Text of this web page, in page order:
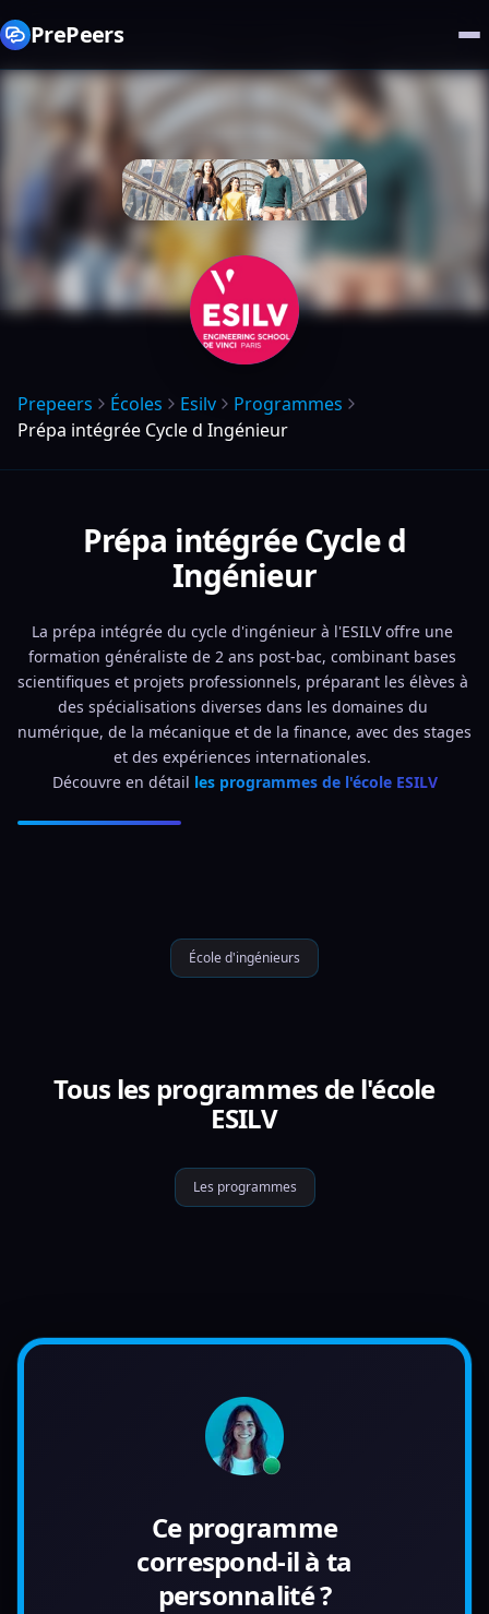
PrePeers
Prepeers Écoles Esilv
Programmes
Prépa intégrée Cycle d Ingénieur
Prépa intégrée Cycle d
Ingénieur
La prépa intégrée du cycle d'ingénieur à l'ESILV offre une
formation généraliste de 2 ans post-bac, combinant bases
scientifiques et projets professionnels, préparant les élèves à
des spécialisations diverses dans les domaines du
numérique, de la mécanique et de la finance, avec des stages
et des expériences internationales.
Découvre en détail les programmes de l'école ESILV
École d'ingénieurs
Tous les programmes de l'école
ESILV
Les programmes
Ce programme
correspond-il à ta
personnalité ?